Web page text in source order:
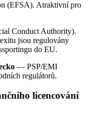
(EFSA). Atraktivní pro
Conduct Authority).
jsou regulovány
do EU.
— PSP/EMI
regulátorů.
licencování